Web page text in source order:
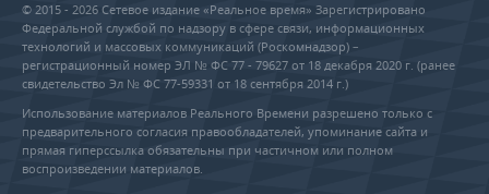
© 2015 - 2026 Сетевое издание «Реальное время» Зарегистрировано
Федеральной службой по надзору в сфере связи, информационных
технологий и массовых коммуникаций (Роскомнадзор) –
регистрационный номер ЭЛ № ФС 77 - 79627 от 18 декабря 2020 г. (ранее
свидетельство Эл № ФС 77-59331 от 18 сентября 2014 г.)
Использование материалов Реального Времени разрешено только с
предварительного согласия правообладателей, упоминание сайта и
прямая гиперссылка обязательны при частичном или полном
воспроизведении материалов.